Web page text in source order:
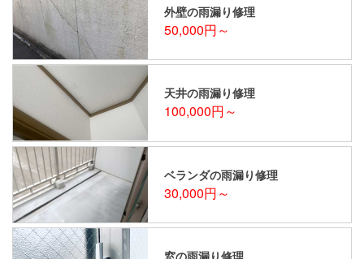
外壁の雨漏り修理
50,000円～
天井の雨漏り修理
100,000円～
ベランダの雨漏り修理
30,000円～